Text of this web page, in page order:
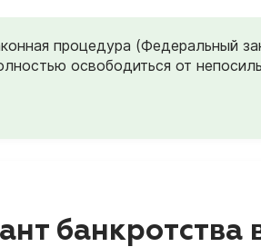
процедура (Федеральный
освободиться от
банкротства